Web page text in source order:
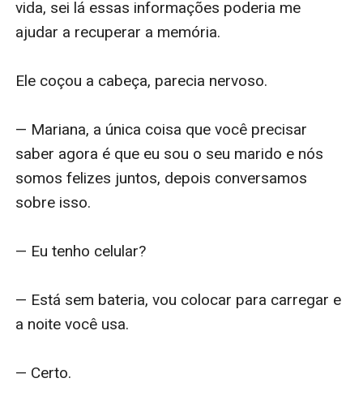
vida, sei lá essas informações poderia me
ajudar a recuperar a memória.
Ele coçou a cabeça, parecia nervoso.
— Mariana, a única coisa que você precisar
saber agora é que eu sou o seu marido e nós
somos felizes juntos, depois conversamos
sobre isso.
— Eu tenho celular?
— Está sem bateria, vou colocar para carregar e
a noite você usa.
— Certo.